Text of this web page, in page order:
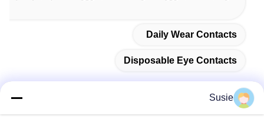
Daily Wear Contacts
Disposable Eye Contacts
Susie